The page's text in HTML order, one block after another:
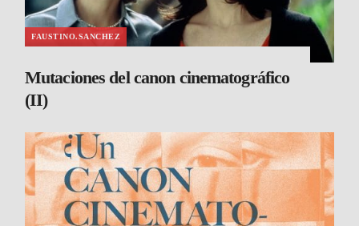
FAUSTINO.SANCHEZ
Mutaciones del canon cinematográfico
(II)